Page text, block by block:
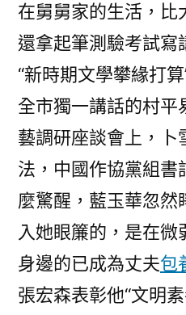
在舅舅家的生活，比
還拿起筆測驗考試寫
“新時期文學攀緣打
全市獨一講話的村平
藝調研座談會上，卜
法，中國作協黨組書
麼驚醒，藍玉華忽然
入她眼簾的，是在
身邊的已成為丈夫包
張宏森表彰他“文明